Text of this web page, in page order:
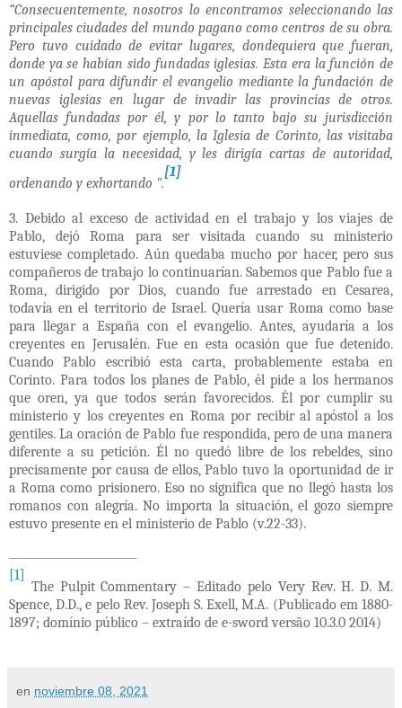
“Consecuentemente, nosotros lo encontramos seleccionando las
principales ciudades del mundo pagano como centros de su obra.
Pero tuvo cuidado de evitar lugares, dondequiera que fueran,
donde ya se habían sido fundadas iglesias. Esta era la función de
un apóstol para difundir el evangelio mediante la fundación de
nuevas iglesias en lugar de invadir las provincias de otros.
Aquellas fundadas por él, y por lo tanto bajo su jurisdicción
inmediata, como, por ejemplo, la Iglesia de Corinto, las visitaba
cuando surgía la necesidad, y les dirigía cartas de autoridad,
ordenando y exhortando ".
[1]
3. Debido al exceso de actividad en el trabajo y los viajes de
Pablo, dejó Roma para ser visitada cuando su ministerio
estuviese completado. Aún quedaba mucho por hacer, pero sus
compañeros de trabajo lo continuarían. Sabemos que Pablo fue a
Roma, dirigido por Dios, cuando fue arrestado en Cesarea,
todavía en el territorio de Israel. Quería usar Roma como base
para llegar a España con el evangelio. Antes, ayudaría a los
creyentes en Jerusalén. Fue en esta ocasión que fue detenido.
Cuando Pablo escribió esta carta, probablemente estaba en
Corinto. Para todos los planes de Pablo, él pide a los hermanos
que oren, ya que todos serán favorecidos. Él por cumplir su
ministerio y los creyentes en Roma por recibir al apóstol a los
gentiles. La oración de Pablo fue respondida, pero de una manera
diferente a su petición. Él no quedó libre de los rebeldes, sino
precisamente por causa de ellos, Pablo tuvo la oportunidad de ir
a Roma como prisionero. Eso no significa que no llegó hasta los
romanos con alegría. No importa la situación, el gozo siempre
estuvo presente en el ministerio de Pablo (v.22-33).
[1]
The Pulpit Commentary –Editado pelo Very Rev. H. D. M.
Spence, D.D., e pelo Rev. Joseph S. Exell, M.A. (Publicado em 1880-
1897; domínio público – extraído de e-sword versão 10.3.0 2014)
en noviembre 08, 2021